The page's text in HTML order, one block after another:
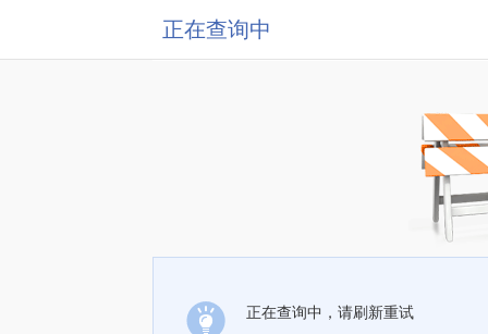
正在查询中
正在查询中，请刷新重试